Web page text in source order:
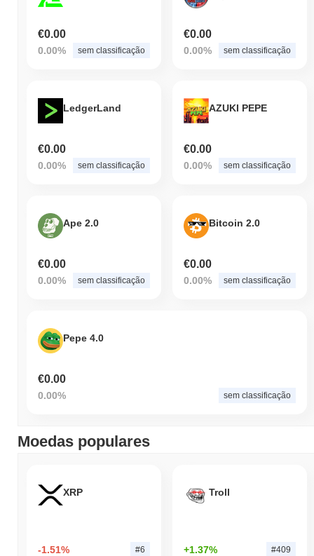
€0.00
0.00% sem classificação
€0.00
0.00% sem classificação
LedgerLand
€0.00
0.00% sem classificação
AZUKI PEPE
€0.00
0.00% sem classificação
Ape 2.0
€0.00
0.00% sem classificação
Bitcoin 2.0
€0.00
0.00% sem classificação
Pepe 4.0
€0.00
0.00% sem classificação
Moedas populares
XRP
-1.51% #6
Troll
+1.37% #409